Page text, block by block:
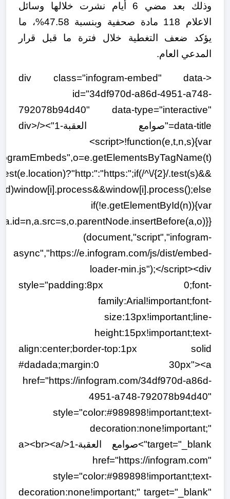
وذلك بعد مضي 6 أيام نشرت خلالها وسائل
الاعلام 118 مادة صحفية وبنسبة 47.58%، ما
يؤكد ضعف التغطية خلال فترة ما قبل قرار
المدعي العام.
<div class="infogram-embed" data-
id="34df970d-a86d-4951-a748-
792078b94d40" data-type="interactive"
data-title="صوامع العقبة-1"></div>
<script>!function(e,t,n,s){var
^\/{2}/.test(s)&&
if(!e.getElementById(n)){var
(document,"script","infogram-
async","https://e.infogram.com/js/dist/embed-
loader-min.js");</script><div
style="padding:8px 0;font-
family:Arial!important;font-
size:13px!important;line-
height:15px!important;text-
align:center;border-top:1px solid
#dadada;margin:0 30px"><a
href="https://infogram.com/34df970d-a86d-
4951-a748-792078b94d40"
style="color:#989898!important;text-
decoration:none!important;"
target="_blank">صوامع العقبة-1</a><br><a
href="https://infogram.com"
style="color:#989898!important;text-
decoration:none!important;" target="_blank"